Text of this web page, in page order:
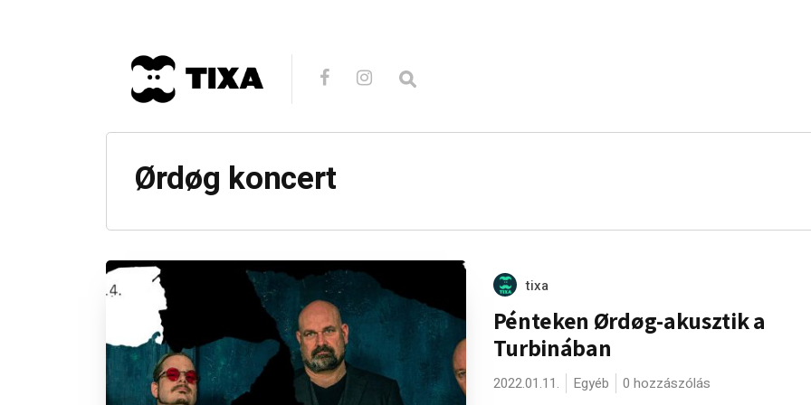
Ørdøg koncert
tixa
Pénteken Ørdøg-akusztik a
Turbinában
2022.01.11. Egyéb 0 hozzászólás